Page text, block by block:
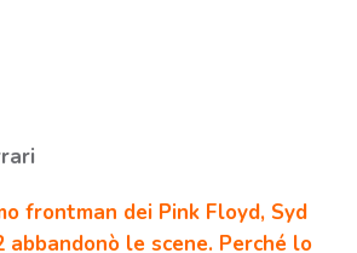
frontman dei Pink Floyd, Syd
le scene. Perché lo